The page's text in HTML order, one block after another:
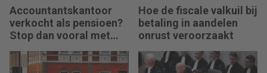
Accountantskantoor
verkocht als pensioen?
Stop dan vooral met
Hoe de fiscale valkuil bij
betaling in aandelen
onrust veroorzaakt